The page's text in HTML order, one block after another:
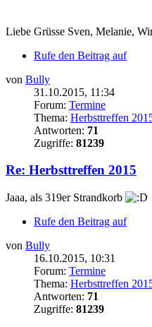
Liebe Grüsse Sven, Melanie,
Rufe den Beitrag auf
von Bully
31.10.2015, 11:34
Forum: Termine
Thema: Herbsttreffen
Antworten: 71
Zugriffe: 81239
Re: Herbsttreffen 2015
Jaaa, als 319er Strandkorb
Rufe den Beitrag auf
von Bully
16.10.2015, 10:31
Forum: Termine
Thema: Herbsttreffen
Antworten: 71
Zugriffe: 81239